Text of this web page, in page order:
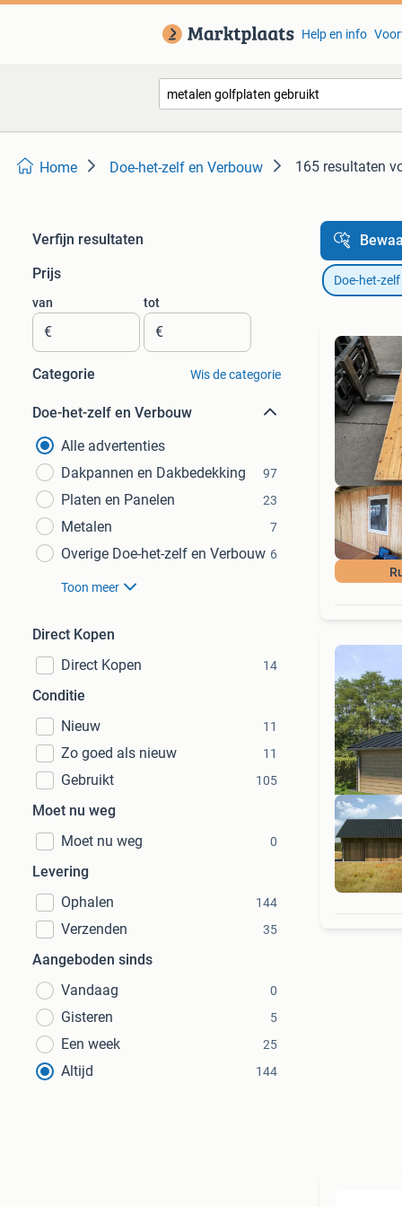
Help en info
Home Doe-het-zelf en Verbouw 165 resultaten
Verfijn resultaten
Prijs
van
€
tot
€
Categorie Wis de categorie
Doe-het-zelf en Verbouw
Alle advertenties
Dakpannen en Dakbedekking
97
Platen en Panelen 23
Metalen 7
Overige Doe-het-zelf en Verbouw 6
Toon meer
Direct Kopen
Direct Kopen
14
Conditie
Nieuw
11
Zo goed als nieuw 11
Gebruikt 105
Moet nu weg
Moet nu weg
0
Levering
Ophalen
144
Verzenden 35
Aangeboden sinds
Vandaag
0
Gisteren 5
Een week 25
Altijd 144
Doe-het-